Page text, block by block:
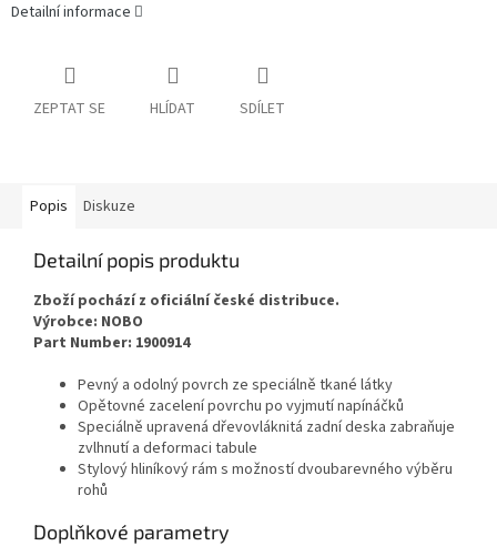
Detailní informace
ZEPTAT SE HLÍDAT SDÍLET
Popis Diskuze
Detailní popis produktu
Zboží pochází z oficiální české distribuce.
Výrobce: NOBO
Part Number: 1900914
Pevný a odolný povrch ze speciálně tkané látky
Opětovné zacelení povrchu po vyjmutí napínáčků
Speciálně upravená dřevovláknitá zadní deska zabraňuje
zvlhnutí a deformaci tabule
Stylový hliníkový rám s možností dvoubarevného výběru
rohů
Doplňkové parametry